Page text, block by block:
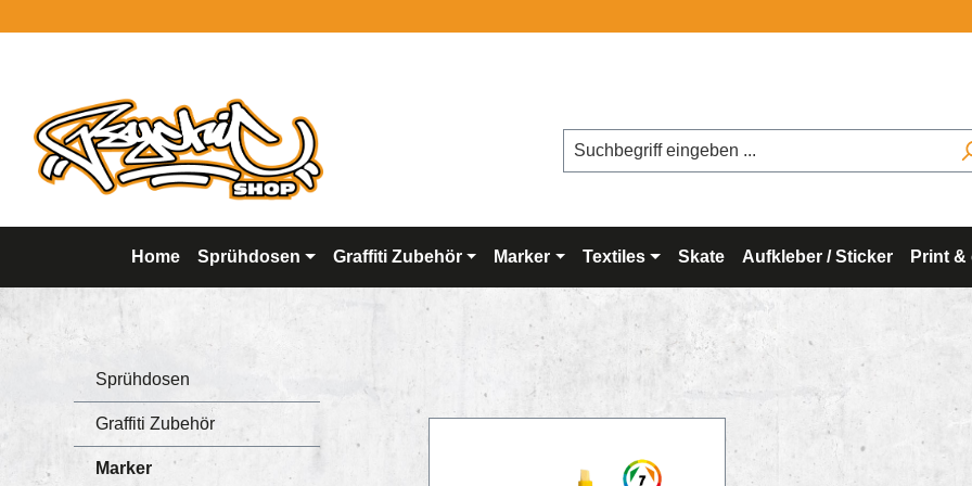
Home Sprühdosen Graffiti Zubehör Marker Textiles Skate Aufkleber / Sticker Print &
Sprühdosen
Graffiti Zubehör
Marker